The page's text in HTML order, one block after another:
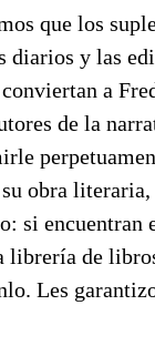
que los
diarios y las
a
de la
obra literaria,
si encuentran
librería de
Les